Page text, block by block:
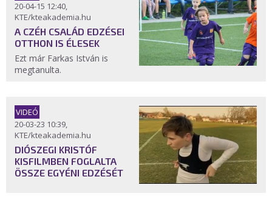
20-04-15 12:40,
KTE/kteakademia.hu
A CZÉH CSALÁD EDZÉSEI
OTTHON IS ÉLESEK
Ezt már Farkas István is
megtanulta.
VIDEÓ
20-03-23 10:39,
KTE/kteakademia.hu
DIÓSZEGI KRISTÓF
KISFILMBEN FOGLALTA
ÖSSZE EGYÉNI EDZÉSÉT